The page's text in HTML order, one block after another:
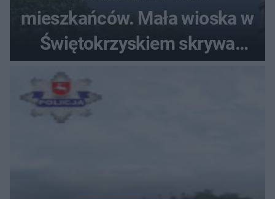
mieszkańców. Mała wioska w
Świętokrzyskiem skrywa
zabytki, bywał tu nawet król